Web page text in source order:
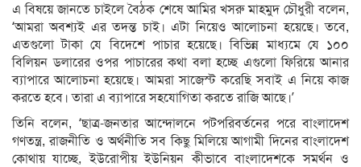
এ বিষয়ে জানতে চাইলে বৈঠক শেষে আমির খসরু মাহমুদ চৌধুরী বলেন,
‘আমরা অবশ্যই এর তদন্ত চাই। এটা নিয়েও আলোচনা হয়েছে। তবে,
এতগুলো টাকা যে বিদেশে পাচার হয়েছে। বিভিন্ন মাধ্যমে যে ১০০
বিলিয়ন ডলারের ওপর পাচারের কথা বলা হচ্ছে এগুলো ফিরিয়ে আনার
ব্যাপারে আলোচনা হয়েছে। আমরা সাজেস্ট করেছি সবাই এ নিয়ে কাজ
করতে হবে। তারা এ ব্যাপারে সহযোগিতা করতে রাজি আছে।’
তিনি বলেন, ‘ছাত্র-জনতার আন্দোলনে পটপরিবর্তনের পরে বাংলাদেশ
গণতন্ত্র, রাজনীতি ও অর্থনীতি সব কিছু মিলিয়ে আগামী দিনের বাংলাদেশ
কোথায় যাচ্ছে, ইউরোপীয় ইউনিয়ন কীভাবে বাংলাদেশকে সমর্থন ও